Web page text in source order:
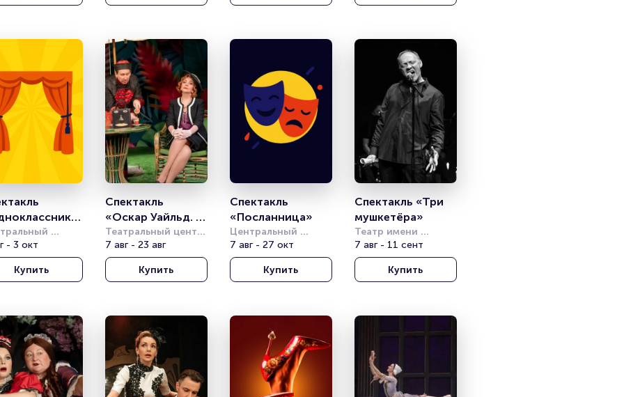
Российской
- 3 окт
Купить
Спектакль
«Оскар Уайльд.
Смешно о
серьёзном»
Театральный центр
на Страстном
7 авг - 23 авг
Купить
Спектакль
«Посланница»
Центральный
академический
театр Российской
7 авг - 27 окт
Купить
Спектакль «Три
мушкетёра»
Театр имени
Моссовета
7 авг - 11 сент
Купить